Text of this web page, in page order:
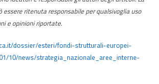
essere ritenuta responsabile per qualsivoglia uso
e opinioni riportate.
dossier/esteri/fondi-strutturali-europei-
10/news/strategia_nazionale_aree_interne-